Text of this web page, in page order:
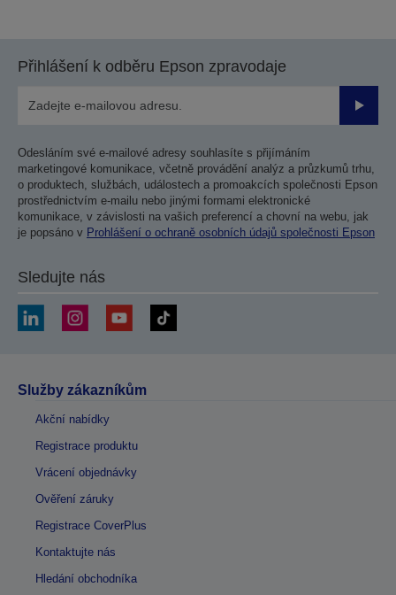
Přihlášení k odběru Epson zpravodaje
Odesláním své e-mailové adresy souhlasíte s přijímáním
marketingové komunikace, včetně provádění analýz a průzkumů trhu,
o produktech, službách, událostech a promoakcích společnosti Epson
prostřednictvím e-mailu nebo jinými formami elektronické
komunikace, v závislosti na vašich preferencí a chovní na webu, jak
je popsáno v Prohlášení o ochraně osobních údajů společnosti Epson
Sledujte nás
Služby zákazníkům
Akční nabídky
Registrace produktu
Vrácení objednávky
Ověření záruky
Registrace CoverPlus
Kontaktujte nás
Hledání obchodníka